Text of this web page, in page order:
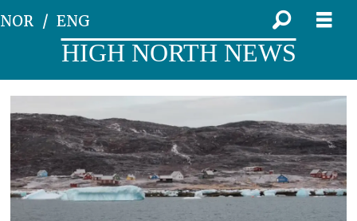
NOR ENG
HIGH NORTH NEWS
Tag:
ödehus